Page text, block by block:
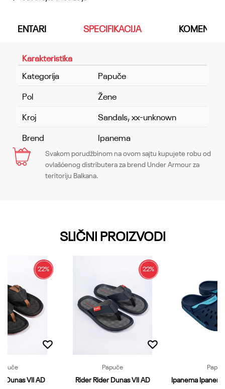
SPECIFIKACIJA
Karakteristika
Kategorija
Papuče
Pol
Žene
Kroj
Sandals, xx-unknown
Brend
Ipanema
Ime/Nadimak
Svakom porudžbinom na ovom sajtu kupujete robu od
ovlašćenog distributera za brend Under Armour za
teritoriju Balkana.
SLIČNI PROIZVODI
22%
Dunas VII AD
22%
Papuče
Rider Rider Dunas VII AD
Ipanema